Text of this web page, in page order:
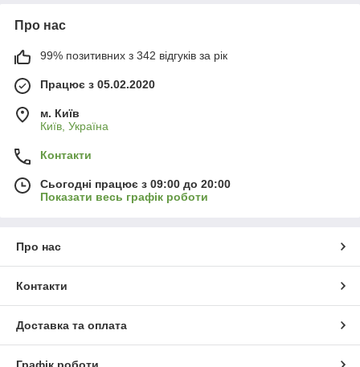
Про нас
99% позитивних з 342 відгуків за рік
Працює з 05.02.2020
м. Київ
Київ, Україна
Контакти
Сьогодні працює з 09:00 до 20:00
Показати весь графік роботи
Про нас
Контакти
Доставка та оплата